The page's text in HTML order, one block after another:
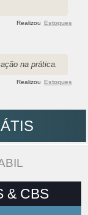
Realizou Estoques
na prática.
Realizou Estoques
& CBS